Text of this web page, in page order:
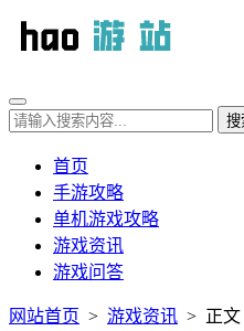
首页
手游攻略
单机游戏攻略
游戏资讯
游戏问答
网站首页 > 游戏资讯 > 正文